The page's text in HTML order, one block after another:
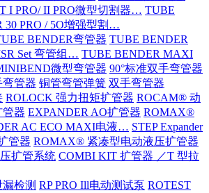
I PRO/ II PRO微型切割器… TUBE
30 PRO / 5O增强型割…
BENDER弯管器 TUBE BENDER
Set 弯管组… TUBE BENDER MAXI
微型弯管器 90°标准双手弯管器
管器 铜管弯管弹簧 双手弯管器
ROLOCK 强力扭矩扩管器 ROCAM® 动
管器 EXPANDER AO扩管器 ROMAX®
AC ECO MAXI电液… STEP Expander
管器 ROMAX® 紧凑型电动液压扩管器
扩管系统 COMBI KIT 扩管器 ／T 型拉
检测 RP PRO Ill电动测试泵 ROTEST